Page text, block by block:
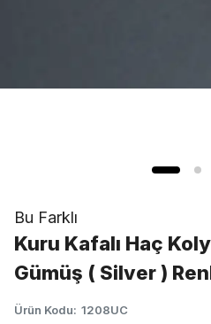
Bu Farklı
Kuru Kafalı Haç
Gümüş ( Silver )
Ürün Kodu: 1208UC